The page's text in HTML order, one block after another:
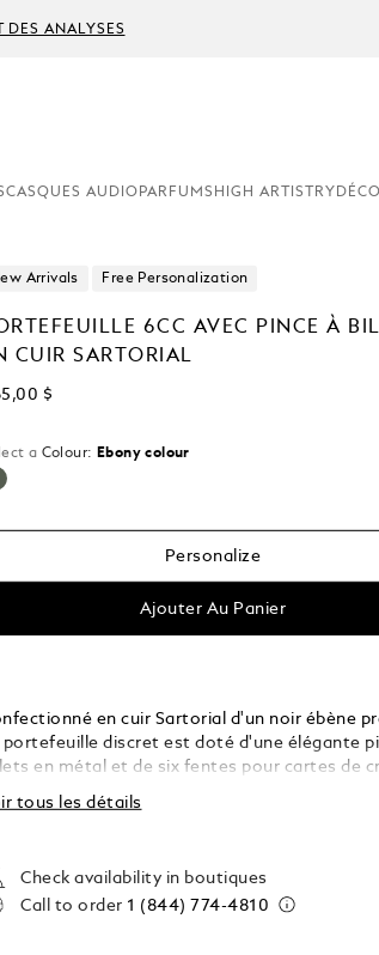
ANALYSES
CASQUES AUDIO PARFUMS HIGH ARTISTRY
Arrivals Free Personalization
6CC AVEC PINCE À
CUIR SARTORIAL
$
a Colour: Ebony colour
Personalize
Ajouter Au Panier
en cuir Sartorial d'un noir ébène
portefeuille discret est doté d'une élégante
en métal et de six fentes pour cartes de
ainsi une solution de rangement raffinée
pour les personnes exigeantes.
tous les détails
Check availability in boutiques
Call to order 1 (844) 774-4810